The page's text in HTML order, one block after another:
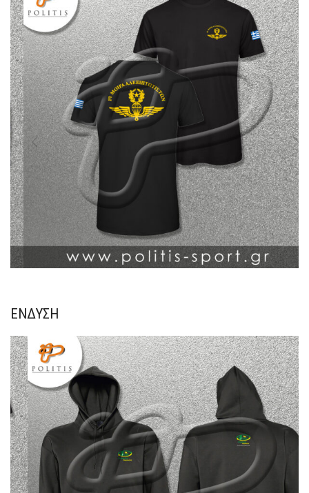
ΈΝΔΥΣΗ